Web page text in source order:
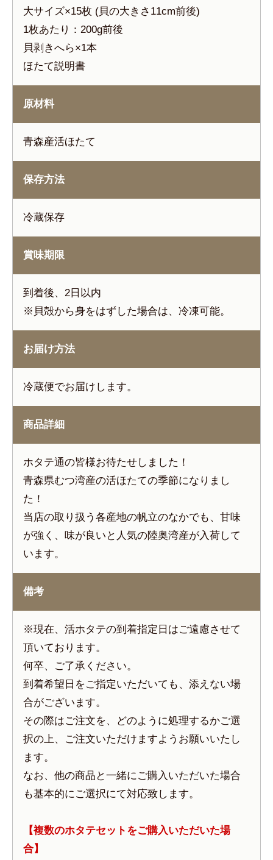
大サイズ×15枚 (貝の大きさ11cm前後)
1枚あたり：200g前後
貝剥きへら×1本
ほたて説明書
原材料
青森産活ほたて
保存方法
冷蔵保存
賞味期限
到着後、2日以内
※貝殻から身をはずした場合は、冷凍可能。
お届け方法
冷蔵便でお届けします。
商品詳細
ホタテ通の皆様お待たせしました！
青森県むつ湾産の活ほたての季節になりまし
た！
当店の取り扱う各産地の帆立のなかでも、甘味
が強く、味が良いと人気の陸奥湾産が入荷して
います。
備考
※現在、活ホタテの到着指定日はご遠慮させて
頂いております。
何卒、ご了承ください。
到着希望日をご指定いただいても、添えない場
合がございます。
その際はご注文を、どのように処理するかご選
択の上、ご注文いただけますようお願いいたし
ます。
なお、他の商品と一緒にご購入いただいた場合
も基本的にご選択にて対応致します。
【複数のホタテセットをご購入いただいた場
合】